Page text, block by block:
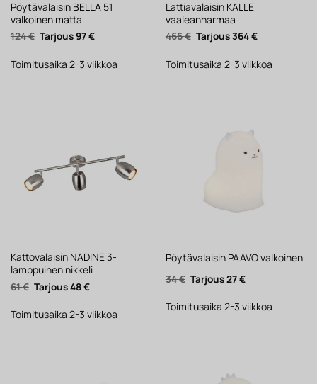
Pöytävalaisin BELLA 51
valkoinen matta
124€ Alkuperäinen
hinta
124 €.
97€Nykyinen
97 €.
Toimitusaika 2-3 viikkoa
Lattiavalaisin KALLE
vaaleanharmaa
466€ Alkuperäinen
hinta
466 €.
364€Nykyinen
364 €.
Toimitusaika 2-3 viikkoa
Kattovalaisin NADINE 3-
lamppuinen nikkeli
61€ Alkuperäinen
hinta
61 €.
48€Nykyinen
48 €.
Toimitusaika 2-3 viikkoa
Pöytävalaisin PAAVO valkoinen
34€ Alkuperäinen
hinta
34 €.
27€Nykyinen
27 €.
Toimitusaika 2-3 viikkoa